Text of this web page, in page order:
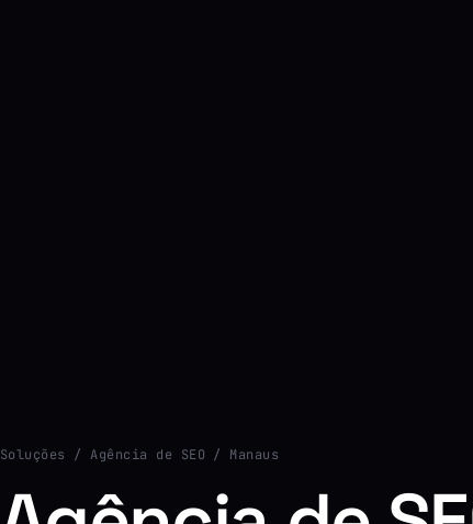
Soluções / Agência de SEO / Manaus